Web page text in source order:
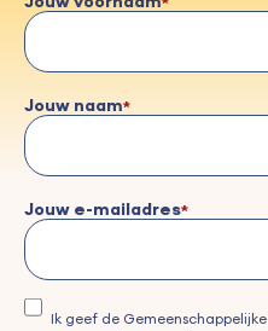
Jouw naam
Jouw e-mailadres
Ik geef de